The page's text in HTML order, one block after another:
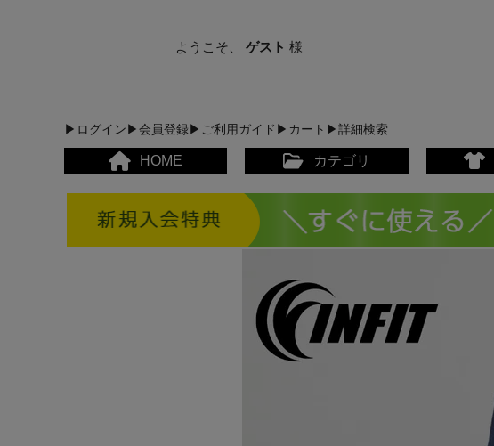
ようこそ、 ゲスト様
▶ログイン▶会員登録▶ご利用ガイド ▶カート ▶詳細検索
HOME カテゴリ
メンズカジュアルウェア
レディースカジュアルウェア